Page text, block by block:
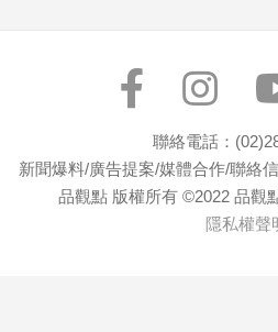
聯絡電話：
新聞爆料/廣告提案/媒體合作/聯絡
品觀點 版權所有 ©2022 品觀
隱私權聲